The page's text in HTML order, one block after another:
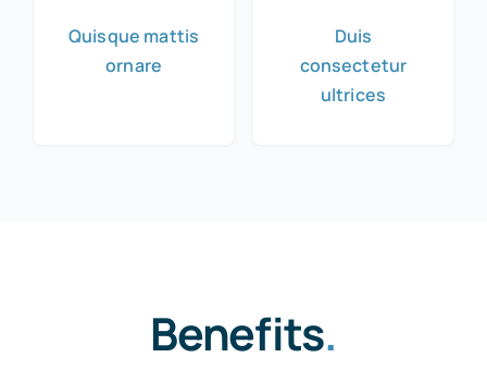
Quisque mattis
ornare
Duis
consectetur
ultrices
Benefits.